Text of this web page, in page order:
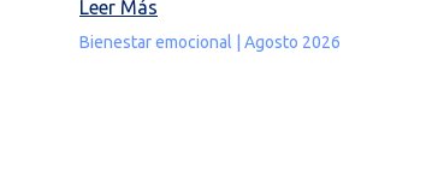
Leer Más
Bienestar emocional | Agosto 2026